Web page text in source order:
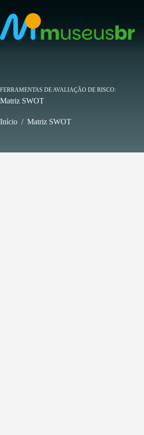
para
conteúdo
FERRAMENTAS DE AVALIAÇÃO DE RISCO
Matriz SWOT
Início / Matriz SWOT